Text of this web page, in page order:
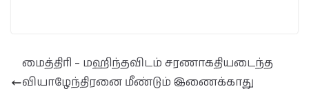
மைத்திரி – மஹிந்தவிடம் சரணாகதியடைந்த
வியாழேந்திரனை மீண்டும் இணைக்காது